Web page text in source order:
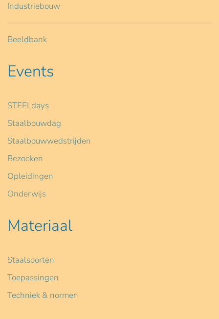
Industriebouw
Beeldbank
Events
STEELdays
Staalbouwdag
Staalbouwwedstrijden
Bezoeken
Opleidingen
Onderwijs
Materiaal
Staalsoorten
Toepassingen
Techniek & normen